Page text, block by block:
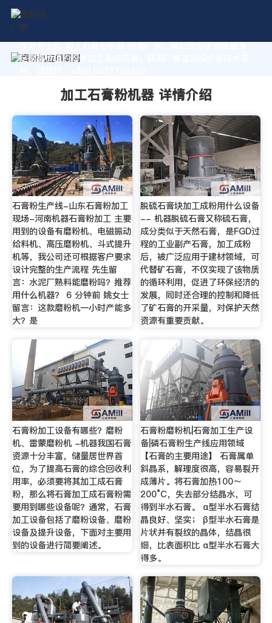
作为专业的 加工石膏粉机器 制造厂家，我们致力于为您量身
定制高价值的粉体加工系统方案。获取厂家直销报价及技术支
加工石膏粉机器 详情介绍
石膏粉生产线-山东石膏粉加工
现场-河南机器石膏粉加工 主要
用到的设备有磨粉机、电磁振动
给料机、高压磨粉机、斗式提升
机等，我公司还可根据客户要求
设计完整的生产流程 先生留
言：水泥厂熟料能磨粉吗？推荐
用什么机器？ 6 分钟前 姚女士
留言：这款磨粉机一小时产能多
大？是
脱硫石膏块加工成粉用什么设备
-- 机器脱硫石膏又称硫石膏，
成分类似于天然石膏，是FGD过
程的工业副产石膏，加工成粉
后，被广泛应用于建材领域，可
代替矿石膏，不仅实现了该物质
的循环利用，促进了环保经济的
发展，同时还合理的控制和降低
了矿石膏的开采量，对保护天然
资源有重要贡献。
石膏粉加工设备有哪些？磨粉
机、雷蒙磨粉机 -机器我国石膏
资源十分丰富，储量居世界首
位，为了提高石膏的综合回收利
用率，必须要将其加工成石膏
粉，那么将石膏加工成石膏粉需
要用到哪些设备呢？通常，石膏
加工设备包括了磨粉设备、磨粉
设备及提升设备，下面对主要用
到的设备进行简要阐述。
石膏粉磨粉机|石膏加工生产设
备|磷石膏粉生产线应用领域
【石膏的主要用途】 石膏属单
斜晶系，解理度很高，容易裂开
成薄片。将石膏加热100～
200°C，失去部分结晶水，可
得到半水石膏。 α型半水石膏结
晶良好、坚实； β型半水石膏是
片状并有裂纹的晶体，结晶很
细，比表面积比 α型半水石膏大
得多。